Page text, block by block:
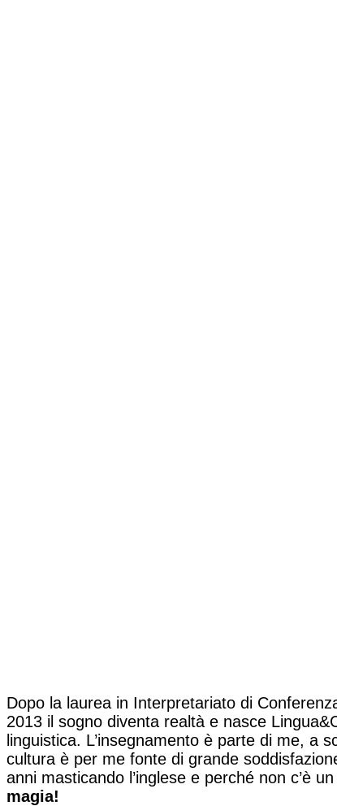
Dopo la laurea in Interpretariato di
2013 il sogno diventa realtà e nasce
linguistica. L’insegnamento è parte di me, a
cultura è per me fonte di grande
anni masticando l’inglese e perché non c’è
magia!